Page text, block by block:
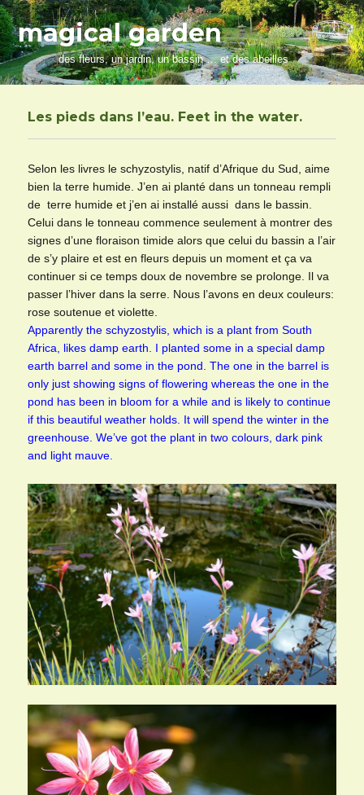
magical garden
des fleurs, un jardin, un bassin … et des abeilles
Les pieds dans l’eau. Feet in the water.
Selon les livres le schyzostylis, natif d’Afrique du Sud, aime
bien la terre humide. J’en ai planté dans un tonneau rempli
de terre humide et j’en ai installé aussi dans le bassin.
Celui dans le tonneau commence seulement à montrer des
signes d’une floraison timide alors que celui du bassin a l’air
de s’y plaire et est en fleurs depuis un moment et ça va
continuer si ce temps doux de novembre se prolonge. Il va
passer l’hiver dans la serre. Nous l’avons en deux couleurs:
rose soutenue et violette.
Apparently the schyzostylis, which is a plant from South
Africa, likes damp earth. I planted some in a special damp
earth barrel and some in the pond. The one in the barrel is
only just showing signs of flowering whereas the one in the
pond has been in bloom for a while and is likely to continue
if this beautiful weather holds. It will spend the winter in the
greenhouse. We’ve got the plant in two colours, dark pink
and light mauve.